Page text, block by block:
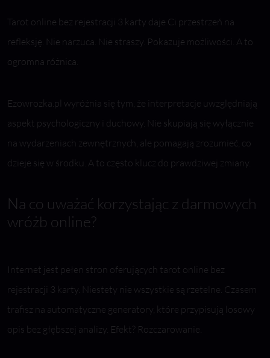
Tarot online bez rejestracji 3 karty daje Ci przestrzeń na
refleksję. Nie narzuca. Nie straszy. Pokazuje możliwości. A to
ogromna różnica.
Ezowrozka.pl wyróżnia się tym, że interpretacje uwzględniają
aspekt psychologiczny i duchowy. Nie skupiają się wyłącznie
na wydarzeniach zewnętrznych, ale pomagają zrozumieć, co
dzieje się w środku. A to często klucz do prawdziwej zmiany.
Na co uważać korzystając z darmowych
wróżb online?
Internet jest pełen stron oferujących tarot online bez
rejestracji 3 karty. Niestety nie wszystkie są rzetelne. Czasem
trafisz na automatyczne generatory, które przypisują losowy
opis bez głębszej analizy. Efekt? Rozczarowanie.